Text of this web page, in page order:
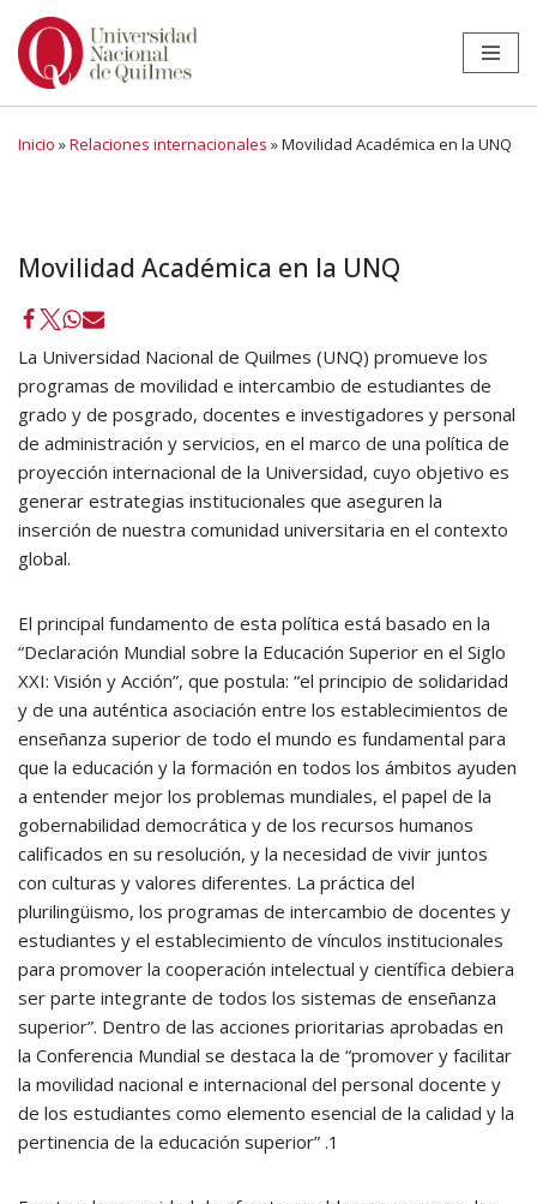
Ir
Inicio »Relaciones internacionales »Movilidad Académica en la UNQ
Movilidad Académica en la UNQ
La Universidad Nacional de Quilmes (UNQ) promueve los
programas de movilidad e intercambio de estudiantes de
grado y de posgrado, docentes e investigadores y personal
de administración y servicios, en el marco de una política de
proyección internacional de la Universidad, cuyo objetivo es
generar estrategias institucionales que aseguren la
inserción de nuestra comunidad universitaria en el contexto
global.
El principal fundamento de esta política está basado en la
“Declaración Mundial sobre la Educación Superior en el Siglo
XXI: Visión y Acción”, que postula: “el principio de solidaridad
y de una auténtica asociación entre los establecimientos de
enseñanza superior de todo el mundo es fundamental para
que la educación y la formación en todos los ámbitos ayuden
a entender mejor los problemas mundiales, el papel de la
gobernabilidad democrática y de los recursos humanos
calificados en su resolución, y la necesidad de vivir juntos
con culturas y valores diferentes. La práctica del
plurilingüismo, los programas de intercambio de docentes y
estudiantes y el establecimiento de vínculos institucionales
para promover la cooperación intelectual y científica debiera
ser parte integrante de todos los sistemas de enseñanza
superior”. Dentro de las acciones prioritarias aprobadas en
la Conferencia Mundial se destaca la de “promover y facilitar
la movilidad nacional e internacional del personal docente y
de los estudiantes como elemento esencial de la calidad y la
pertinencia de la educación superior” .1